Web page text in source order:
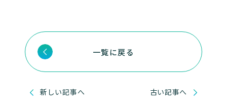
新しい記事へ
一覧に戻る
古い記事へ